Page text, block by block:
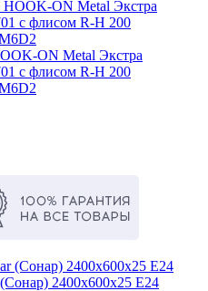
ON Metal Экстра
с флисом R-H 200
2400x600x25 E24